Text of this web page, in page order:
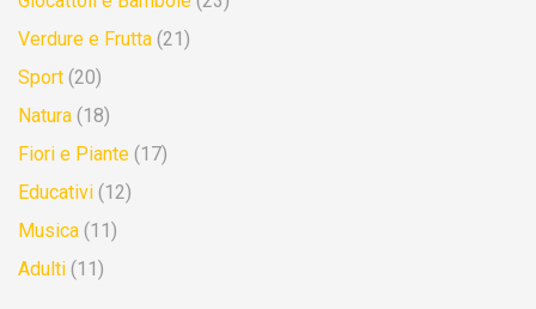
Verdure e Frutta (21)
Sport (20)
Natura (18)
Fiori e Piante (17)
Educativi (12)
Musica (11)
Adulti (11)